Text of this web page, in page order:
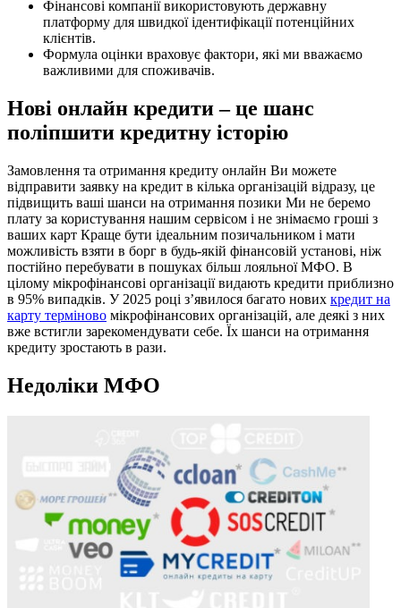
Фінансові компанії використовують державну
платформу для швидкої ідентифікації потенційних
клієнтів.
Формула оцінки враховує фактори, які ми вважаємо
важливими для споживачів.
Нові онлайн кредити – це шанс
поліпшити кредитну історію
Замовлення та отримання кредиту онлайн Ви можете
відправити заявку на кредит в кілька організацій відразу, це
підвищить ваші шанси на отримання позики Ми не беремо
плату за користування нашим сервісом і не знімаємо гроші з
ваших карт Краще бути ідеальним позичальником і мати
можливість взяти в борг в будь-якій фінансовій установі, ніж
постійно перебувати в пошуках більш лояльної МФО. В
цілому мікрофінансові організації видають кредити приблизно
в 95% випадків. У 2025 році з’явилося багато нових кредит на
карту терміново мікрофінансових організацій, але деякі з них
вже встигли зарекомендувати себе. Їх шанси на отримання
кредиту зростають в рази.
Недоліки МФО